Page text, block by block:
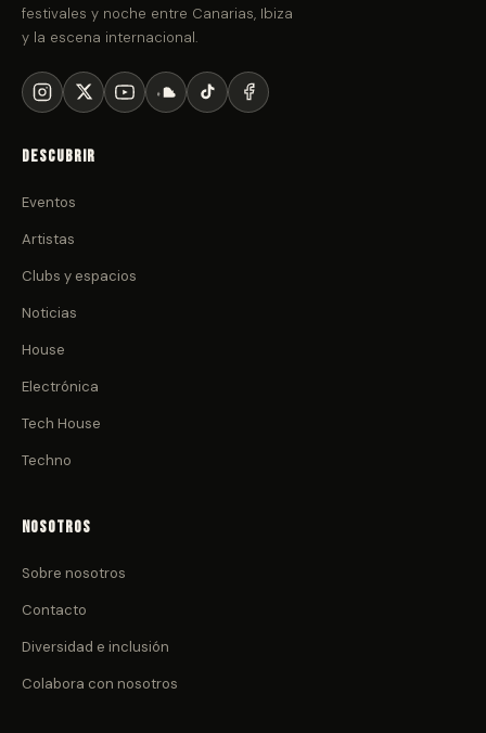
festivales y noche entre Canarias, Ibiza
y la escena internacional.
Descubrir
Eventos
Artistas
Clubs y espacios
Noticias
House
Electrónica
Tech House
Techno
Nosotros
Sobre nosotros
Contacto
Diversidad e inclusión
Colabora con nosotros